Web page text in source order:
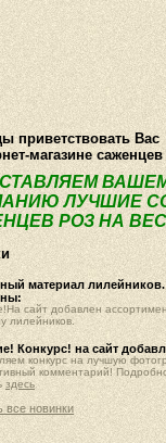
Фотогалерея
приветствовать Вас
магазине
ЛУЧШИЕ
РОЗ НА
материал лилейников.
сайт добавлен
лилейников.
Конкурс! на сайт
конкурс на лучшую
комментарий!
здесь
все новинки